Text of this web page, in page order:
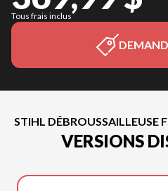
Tous frais inclus
STIHL DÉBROUSSAILLEUSE
VERSIONS